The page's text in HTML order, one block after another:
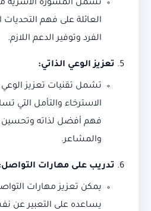
تشمل المشورة الأسرية
العائلة على فهم التحديات
الفرد وتوفير الدعم اللازم.
تعزيز الوعي الذاتي:
تشمل تقنيات تعزيز الوعي
الاسترخاء والتأمل التي
فهم أفضل لذاته وتحسين
والمشاعر.
تدريب على مهارات التواصل
يمكن تعزيز مهارات
يساعده على التعبير عن